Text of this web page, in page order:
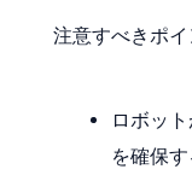
注意すべきポイ
ロボッ
を確保す